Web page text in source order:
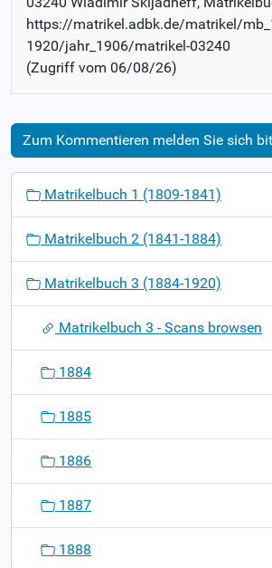
https://matrikel.adbk.de/matrikel/
1920/jahr_1906/matrikel-03240
(Zugriff vom 06/08/26)
Zum Kommentieren melden Sie sich
o
Matrikelbuch 1 (1809-1841)
Matrikelbuch 2 (1841-1884)
Matrikelbuch 3 (1884-1920)
Matrikelbuch 3 - Scans browsen
1884
1885
1886
1887
1888